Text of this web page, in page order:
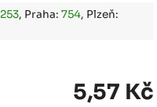
253, Praha:754, Plzeň:
5,57 Kč